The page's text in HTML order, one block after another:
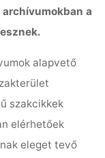
a
alapvető
szakcikkek
elérhetőek
eleget tevő